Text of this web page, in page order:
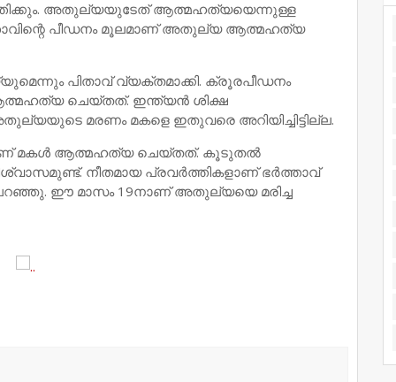
അതുല്യയുടേത് ആത്മഹത്യയെന്നുള്ള
പീഡനം മൂലമാണ് അതുല്യ ആത്മഹത്യ
പിതാവ് വ്യക്തമാക്കി. ക്രൂരപീഡനം
ചെയ്തത്. ഇന്ത്യൻ ശിക്ഷ
മരണം മകളെ ഇതുവരെ അറിയിച്ചിട്ടില്ല.
മകൾ ആത്മഹത്യ ചെയ്തത്. കൂടുതൽ
നീതമായ പ്രവർത്തികളാണ് ഭർത്താവ്
ഈ മാസം 19നാണ് അതുല്യയെ മരിച്ച